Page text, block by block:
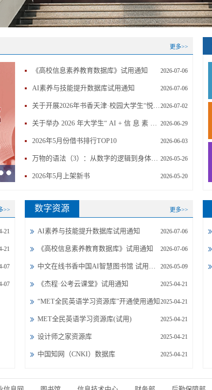
更多>>
2026-07-06
《高校信息素养教育数据库》试用通知
2026-07-06
AI素养与技能提升数据库试用通知
2026-07-02
关于开展2026年书香天津·校园大学生“悦读之星”评选活动的
2026-06-29
关于举办 2026 年大学生“ AI + 信 息 素 养 ”
2026-06-03
2026年5月份借书排行TOP10
2026-05-26
万物的语法（3）：从数字的逻辑到身体的诗！一份关于“语言”的
2026-05-20
2026年5月上架新书
>>
21
21
07
07
数字资源 更多>>
2026-07-06
AI素养与技能提升数据库试用通知
2026-07-06
《高校信息素养教育数据库》试用通知
2026-05-09
中文在线书香中国AI智慧图书馆 试用通知
2025-04-21
《杰程·公考云课堂》试用通知
2025-04-21
“MET全民英语学习资源库”开通使用通知
2025-04-21
MET全民英语学习资源库(试用)
2025-04-21
设计师之家资源库
2025-04-21
中国知网（CNKI）数据库